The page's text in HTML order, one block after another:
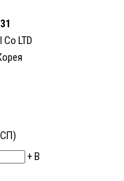
LTD
+В